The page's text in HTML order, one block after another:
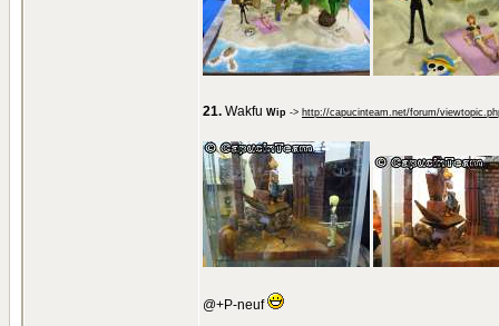
21. Wakfu Wip -> http://capucinteam.net/forum/
@+P-neuf